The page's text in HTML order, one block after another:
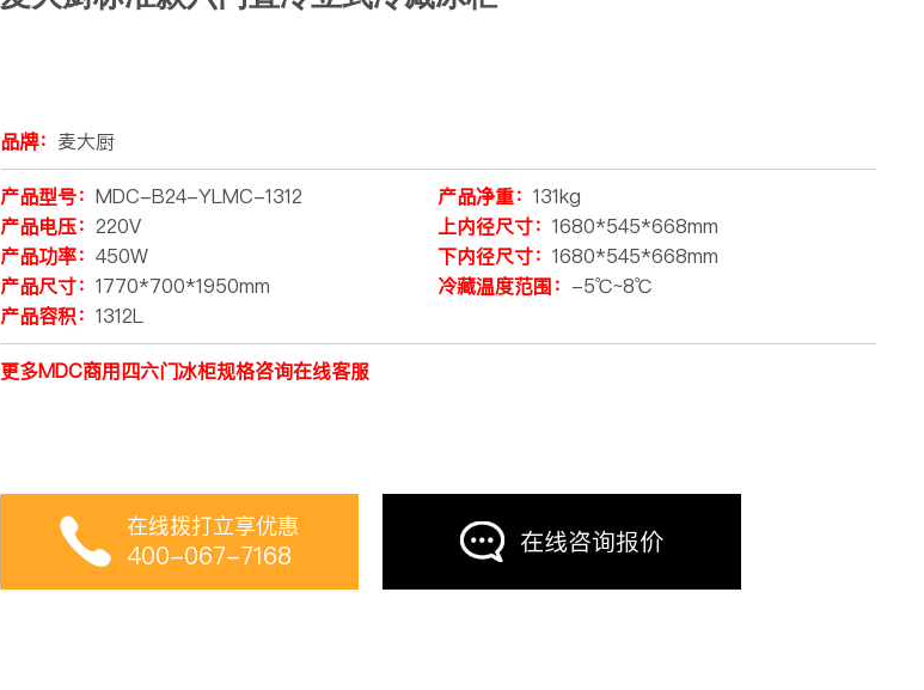
品牌： 麦大厨
产品型号： MDC-B24-YLMC-1312
产品电压： 220V
产品功率： 450W
产品尺寸： 1770*700*1950mm
产品容积： 1312L
产品净重：131kg
上内径尺寸：1680*545*668mm
下内径尺寸：1680*545*668mm
冷藏温度范围： -5℃~8℃
更多MDC商用四六门冰柜规格咨询在线客服
在线拨打立享优惠
400-067-7168 在线咨询报价